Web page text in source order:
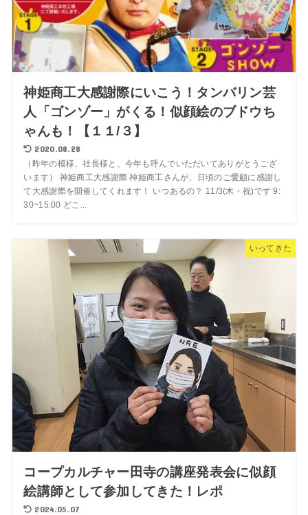
神姫商工大感謝際にいこう！タンバリン芸
人「ゴンゾー」がくる！似顔絵のブドウち
ゃんも！【１１/３】
2020.08.28
（昨年の模様、社長様と、今年も呼んでいただいてありがとうござ
います） 神姫商工大感謝際 神姫商工さんが、日頃のご愛顧に感謝し
て大感謝際を開催してくれます！ いつあるの？ 11/3(木・祝)です 9:
30~15:00 どこ...
いってきた
コープカルチャー田寺の講座発表会に似顔
絵講師として参加してきた！レポ
2024.05.07